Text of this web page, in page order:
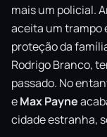
mais um policial.
aceita um trampo
proteção da
Rodrigo Branco,
passado. No
eMax Payne
cidade estranha,